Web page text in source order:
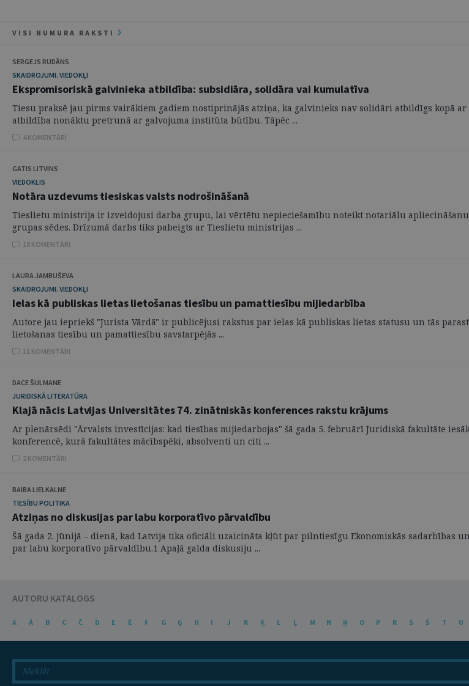
VISI NUMURA RAKSTI
SERGEJS RUDĀNS
SKAIDROJUMI. VIEDOKĻI
Ekspromisoriskā galvinieka atbildība: subsidiāra, solidāra vai kumulatīva
Tiesu praksē jau pirms vairākiem gadiem nostiprinājās atziņa, ka galvinieks nav solidāri atbildīgs kopā
atbildība nonāktu pretrunā ar galvojuma institūta būtību. Tāpēc ...
4 KOMENTĀRI
GATIS LITVINS
VIEDOKLIS
Notāra uzdevums tiesiskas valsts nodrošināšanā
Tieslietu ministrija ir izveidojusi darba grupu, lai vērtētu nepieciešamību noteikt notariālu apliecināšanu
grupas sēdes. Drīzumā darbs tiks pabeigts ar Tieslietu ministrijas ...
18 KOMENTĀRI
LAURA JAMBUŠEVA
SKAIDROJUMI. VIEDOKĻI
Ielas kā publiskas lietas lietošanas tiesību un pamattiesību mijiedarbība
Autore jau iepriekš "Jurista Vārdā" ir publicējusi rakstus par ielas kā publiskas lietas statusu un tās
lietošanas tiesību un pamattiesību savstarpējās ...
11 KOMENTĀRI
DACE ŠULMANE
JURIDISKĀ LITERATŪRA
Klajā nācis Latvijas Universitātes 74. zinātniskās konferences rakstu krājums
Ar plenārsēdi "Ārvalsts investīcijas: kad tiesības mijiedarbojas" šā gada 5. februārī Juridiskā fakultāte
konferencē, kurā fakultātes mācībspēki, absolventi un citi ...
2 KOMENTĀRI
BAIBA LIELKALNE
TIESĪBU POLITIKA
Atziņas no diskusijas par labu korporatīvo pārvaldību
Šā gada 2. jūnijā – dienā, kad Latvija tika oficiāli uzaicināta kļūt par pilntiesīgu Ekonomiskās sadarbības
par labu korporatīvo pārvaldību.1 Apaļā galda diskusiju ...
AUTORU KATALOGS
A Ā B C Č D E Ē F G Ģ H I J K Ķ L Ļ M N Ņ O P R S Š T U